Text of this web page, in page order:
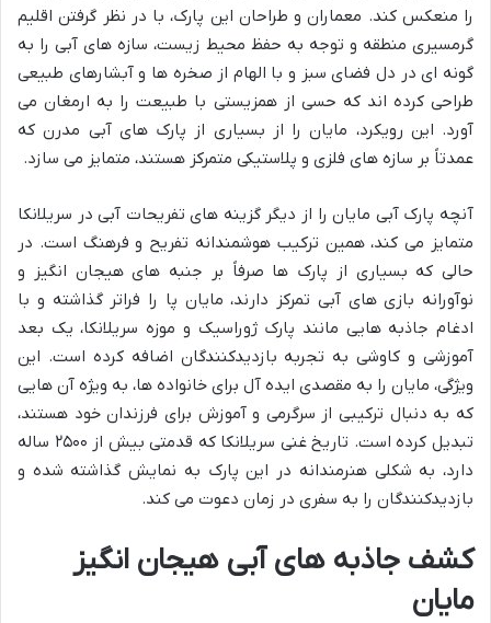
را منعکس کند. معماران و طراحان این پارک، با در نظر گرفتن اقلیم
گرمسیری منطقه و توجه به حفظ محیط زیست، سازه های آبی را به
گونه ای در دل فضای سبز و با الهام از صخره ها و آبشارهای طبیعی
طراحی کرده اند که حسی از همزیستی با طبیعت را به ارمغان می
آورد. این رویکرد، مایان را از بسیاری از پارک های آبی مدرن که
عمدتاً بر سازه های فلزی و پلاستیکی متمرکز هستند، متمایز می سازد.
آنچه پارک آبی مایان را از دیگر گزینه های تفریحات آبی در سریلانکا
متمایز می کند، همین ترکیب هوشمندانه تفریح و فرهنگ است. در
حالی که بسیاری از پارک ها صرفاً بر جنبه های هیجان انگیز و
نوآورانه بازی های آبی تمرکز دارند، مایان پا را فراتر گذاشته و با
ادغام جاذبه هایی مانند پارک ژوراسیک و موزه سریلانکا، یک بعد
آموزشی و کاوشی به تجربه بازدیدکنندگان اضافه کرده است. این
ویژگی، مایان را به مقصدی ایده آل برای خانواده ها، به ویژه آن هایی
که به دنبال ترکیبی از سرگرمی و آموزش برای فرزندان خود هستند،
تبدیل کرده است. تاریخ غنی سریلانکا که قدمتی بیش از ۲۵۰۰ ساله
دارد، به شکلی هنرمندانه در این پارک به نمایش گذاشته شده و
بازدیدکنندگان را به سفری در زمان دعوت می کند.
کشف جاذبه های آبی هیجان انگیز
مایان